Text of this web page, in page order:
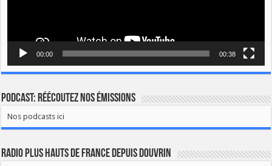
00:00 00:38
Podcast: Réécoutez nos émissions
Nos podcasts ici
Radio Plus Hauts de France depuis Douvrin